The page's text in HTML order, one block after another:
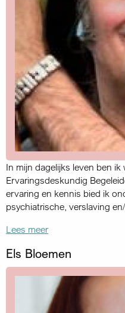
In mijn dagelijks leven ben
Ervaringsdeskundig
ervaring en kennis bied ik
psychiatrische, verslaving
Lees meer
Els Bloemen